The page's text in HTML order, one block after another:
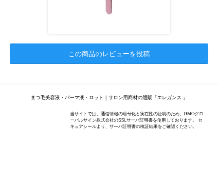
この商品のレビューを投稿
まつ毛美容液・パーマ液・ロット｜サロン用商材の通販「エレガンス.」
当サイトでは、通信情報の暗号化と実在性の証明のため、GMOグロ
ーバルサイン株式会社のSSLサーバ証明書を使用しております。 セ
キュアシールより、サーバ証明書の検証結果をご確認ください。